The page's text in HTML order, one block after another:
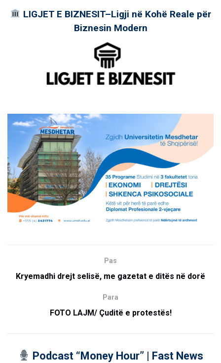
LIGJET E BIZNESIT–Ligji në Kohë Reale për
Biznesin Modern
Pas
Kryemadhi drejt selisë, me gazetat e ditës në dorë
Para
FOTO LAJM/ Çuditë e protestës!
Podcast “Money Hour” | Fast News